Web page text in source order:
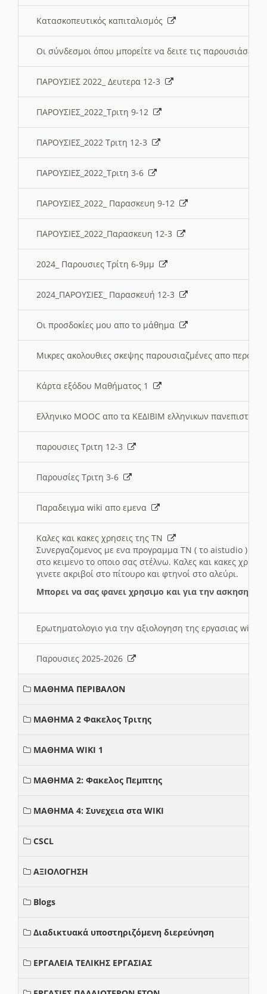
Κατασκοπευτικός καπιταλισμός
Οι σύνδεσμοι όπου μπορείτε να δειτε τις παρουσιάσεις
ΠΑΡΟΥΣΙΕΣ 2022_ Δευτερα 12-3
ΠΑΡΟΥΣΙΕΣ_2022_Τριτη 9-12
ΠΑΡΟΥΣΙΕΣ_2022 Τριτη 12-3
ΠΑΡΟΥΣΙΕΣ_2022_Τριτη 3-6
ΠΑΡΟΥΣΙΕΣ_2022_ Παρασκευη 9-12
ΠΑΡΟΥΣΙΕΣ_2022_Παρασκευη 12-3
2024_ Παρουσιες Τρίτη 6-9μμ
2024_ΠΑΡΟΥΣΙΕΣ_ Παρασκευή 12-3
Οι προσδοκίες μου απο το μάθημα
Μικρες ακολουθιες σκεψης παρουσιαζμένες απο
Κάρτα εξόδου Μαθήματος 1
Ελληνικο MOOC απο τα ΚΕΔΙΒΙΜ ελληνικων
παρουσιες Τριτη 12-3
Παρουσίες Τριτη 3-6
Παραδειγμα wiki απο εμενα
Καλες και κακες χρησεις της ΤΝ
Συνεργαζομενος με ενα προγραμμα ΤΝ ( το aistudio ) και
στο κειμενο το οποιο σας στέλνω. Καλες και κακες
γινετε ακριβοί στο πίτουρο και φτηνοί στο αλεύρι.
Μπορει να σας φανει χρησιμο και για την ασκηση
Ερωτηματολογιο για την αξιολογηση της εργασιας wiki
Παρουσιες 2025-2026
ΜΑΘΗΜΑ ΠΕΡΙΒΑΛΟΝ
ΜΑΘΗΜΑ 2 Φακελος Τριτης
ΜΑΘΗΜΑ WIKI 1
ΜΑΘΗΜΑ 2: Φακελος Πεμπτης
ΜΑΘΗΜΑ 4: Συνεχεια στα WIKI
CSCL
ΑΞΙΟΛΟΓΗΣΗ
Blogs
Διαδικτυακά υποστηριζόμενη διερεύνηση
ΕΡΓΑΛΕΙΑ ΤΕΛΙΚΗΣ ΕΡΓΑΣΙΑΣ